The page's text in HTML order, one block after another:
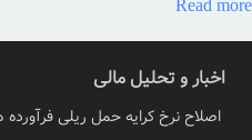
Read more
اخبار و تحلیل مالی
اصلاح نرخ کرایه حمل ریلی